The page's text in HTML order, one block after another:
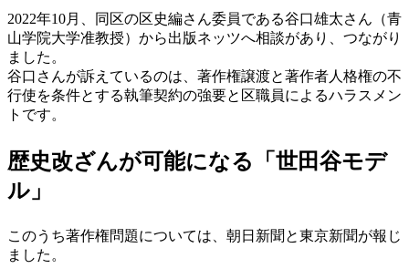
2022年10月、同区の区史編さん委員である谷口雄太さん（青
山学院大学准教授）から出版ネッツへ相談があり、つながり
ました。
谷口さんが訴えているのは、著作権譲渡と著作者人格権の不
行使を条件とする執筆契約の強要と区職員によるハラスメン
トです。
歴史改ざんが可能になる「世田谷モデ
ル」
このうち著作権問題については、朝日新聞と東京新聞が報じ
ました。